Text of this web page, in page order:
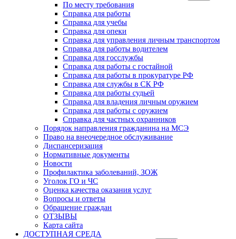
По месту требования
Справка для работы
Справка для учебы
Справка для опеки
Справка для управления личным транспортом
Справка для работы водителем
Справка для госслужбы
Справка для работы с гостайной
Справка для работы в прокуратуре РФ
Справка для службы в СК РФ
Справка для работы судьей
Справка для владения личным оружием
Справка для работы с оружием
Справка для частных охранников
Порядок направления гражданина на МСЭ
Право на внеочередное обслуживание
Диспансеризация
Нормативные документы
Новости
Профилактика заболеваний, ЗОЖ
Уголок ГО и ЧС
Оценка качества оказания услуг
Вопросы и ответы
Обращение граждан
ОТЗЫВЫ
Карта сайта
ДОСТУПНАЯ СРЕДА